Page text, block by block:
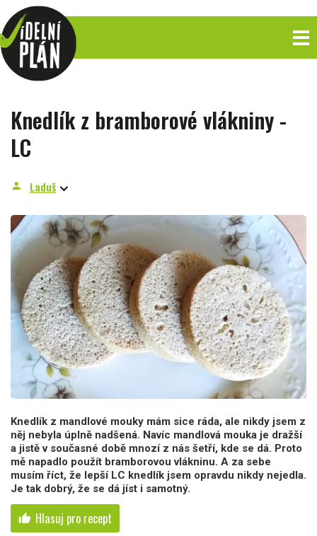
Knedlík z bramborové vlákniny -
LC
person Laduš
Knedlík z mandlové mouky mám sice ráda, ale nikdy jsem z
něj nebyla úplně nadšená. Navíc mandlová mouka je dražší
a jistě v současné době mnozí z nás šetří, kde se dá. Proto
mě napadlo použít bramborovou vlákninu. A za sebe
musím říct, že lepší LC knedlík jsem opravdu nikdy nejedla.
Je tak dobrý, že se dá jíst i samotný.
thumb_up Hlasuj pro recept